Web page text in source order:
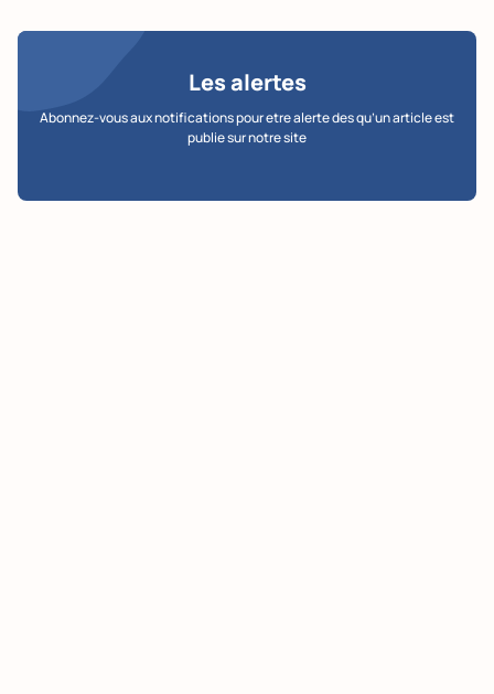
Les alertes
Abonnez-vous aux notifications pour etre alerte des qu’un article est
publie sur notre site